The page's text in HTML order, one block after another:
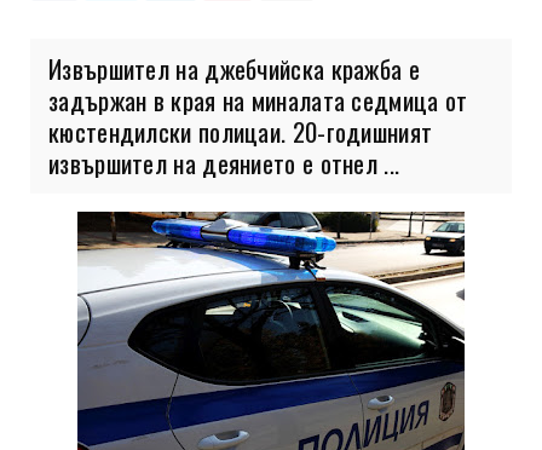
Извършител на джебчийска кражба е
задържан в края на миналата седмица от
кюстендилски полицаи. 20-годишният
извършител на деянието е отнел ...